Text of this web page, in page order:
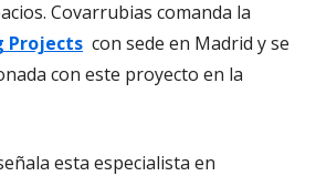
Covarrubias comanda la
Projects con sede en Madrid y se
con este proyecto en la
esta especialista en